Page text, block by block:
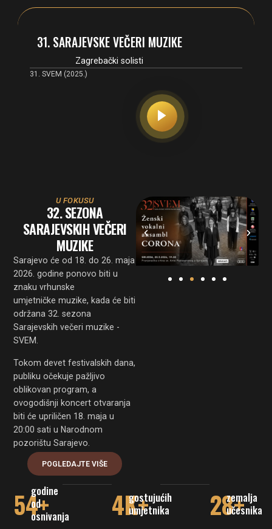
31. SARAJEVSKE VEČERI MUZIKE
Zagrebački solisti
31. SVEM (2025.)
U FOKUSU
32. SEZONA
SARAJEVSKIH VEČERI
MUZIKE
Sarajevo će od 18. do 26. maja
2026. godine ponovo biti u
znaku vrhunske
umjetničke muzike, kada će biti
održana 32. sezona
Sarajevskih večeri muzike -
SVEM.
Tokom devet festivalskih dana,
publiku očekuje pažljivo
oblikovan program, a
ovogodišnji koncert otvaranja
biti će upriličen 18. maja u
20:00 sati u Narodnom
pozorištu Sarajevo.
POGLEDAJTE VIŠE
54+
godine
od
osnivanja
4K+
gostujućih
umjetnika
28+
zemalja
učesnika